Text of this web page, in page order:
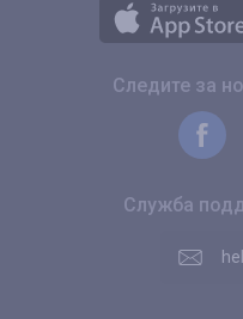
Следите за
Служба